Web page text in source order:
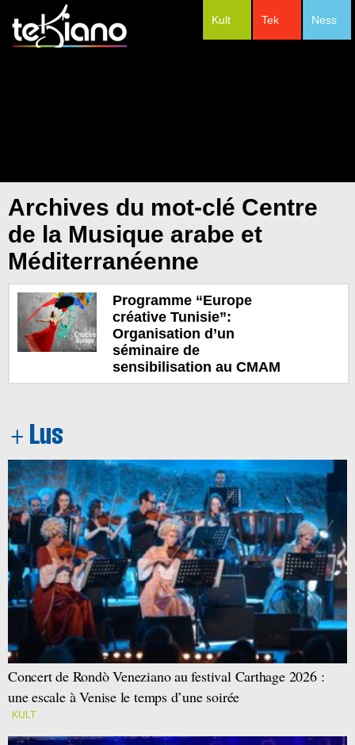
Ness
Tek
Kult
Archives du mot-clé Centre
de la Musique arabe et
Méditerranéenne
Programme “Europe
créative Tunisie”:
Organisation d’un
séminaire de
sensibilisation au CMAM
Concert de Rondò Veneziano au festival Carthage 2026 :
une escale à Venise le temps d’une soirée
KULT